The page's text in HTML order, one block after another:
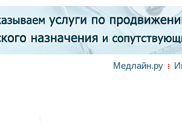
Медлайн.ру